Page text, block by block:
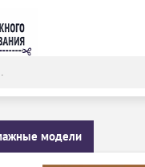
модели